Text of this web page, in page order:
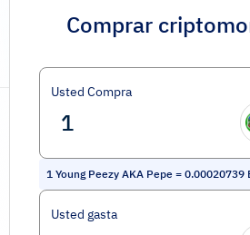
Comprar
Usted Compra
1 Young Peezy AKA Pepe = 0.00020739
Usted gasta